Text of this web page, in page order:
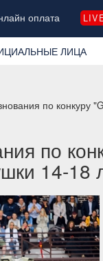
оплата
ЛИЦА
по конкуру
по
14-18